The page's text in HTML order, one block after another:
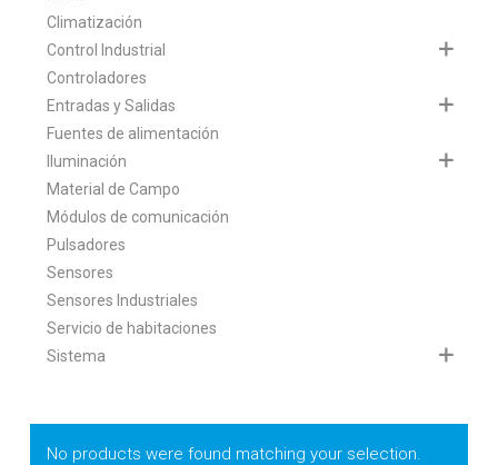
Climatización
Control Industrial
Controladores
Entradas y Salidas
Fuentes de alimentación
Iluminación
Material de Campo
Módulos de comunicación
Pulsadores
Sensores
Sensores Industriales
Servicio de habitaciones
Sistema
No products were found matching your selection.